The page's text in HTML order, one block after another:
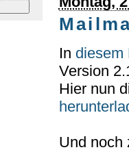
In diesem
Version
Hier nun
Und noch